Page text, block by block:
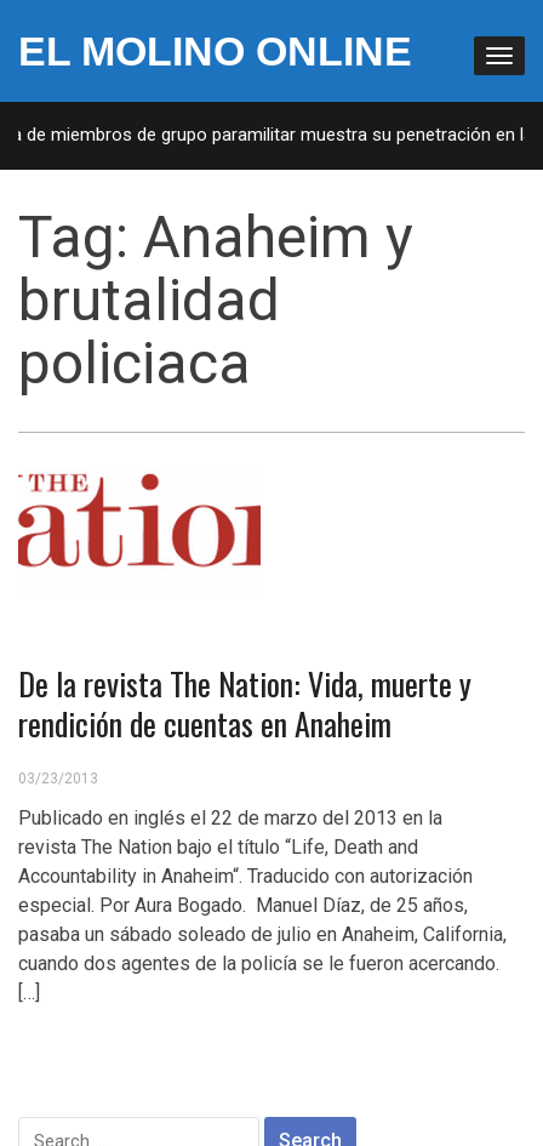
EL MOLINO ONLINE
de miembros de grupo paramilitar muestra su penetración en la
Tag: Anaheim y
brutalidad
policiaca
De la revista The Nation: Vida, muerte y
rendición de cuentas en Anaheim
03/23/2013
Publicado en inglés el 22 de marzo del 2013 en la
revista The Nation bajo el título “Life, Death and
Accountability in Anaheim“. Traducido con autorización
especial. Por Aura Bogado. Manuel Díaz, de 25 años,
pasaba un sábado soleado de julio en Anaheim, California,
cuando dos agentes de la policía se le fueron acercando.
[…]
Search